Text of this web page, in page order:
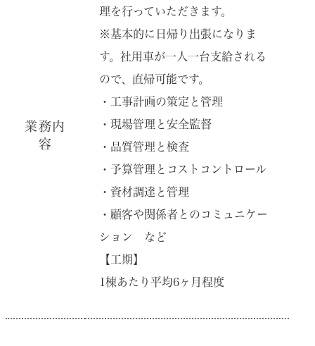
業務内
容
理を⾏っていただきます。
※基本的に⽇帰り出張になりま
す。社⽤⾞が⼀⼈⼀台⽀給される
ので、直帰可能です。
・⼯事計画の策定と管理
・現場管理と安全監督
・品質管理と検査
・予算管理とコストコントロール
・資材調達と管理
・顧客や関係者とのコミュニケー
ション など
【工期】
1棟あたり平均6ヶ⽉程度